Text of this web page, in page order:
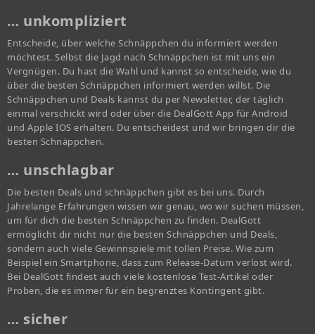
… unkompliziert
Entscheide, über welche Schnäppchen du informiert werden
möchtest. Selbst die Jagd nach Schnäppchen ist mit uns ein
Vergnügen. Du hast die Wahl und kannst so entscheide, wie du
über die besten Schnäppchen informiert werden willst. Die
Schnäppchen und Deals kannst du per Newsletter, der täglich
einmal verschickt wird oder über die DealGott App für Android
und Apple IOS erhalten. Du entscheidest und wir bringen dir die
besten Schnäppchen.
… unschlagbar
Die besten Deals und schnäppchen gibt es bei uns. Durch
Jahrelange Erfahrungen wissen wir genau, wo wir suchen müssen,
um für dich die besten Schnäppchen zu finden. DealGott
ermöglicht dir nicht nur die besten Schnäppchen und Deals,
sondern auch viele Gewinnspiele mit tollen Preise. Wie zum
Beispiel ein Smartphone, dass zum Release-Datum verlost wird.
Bei DealGott findest auch viele kostenlose Test-Artikel oder
Proben, die es immer für ein begrenztes Kontingent gibt.
… sicher